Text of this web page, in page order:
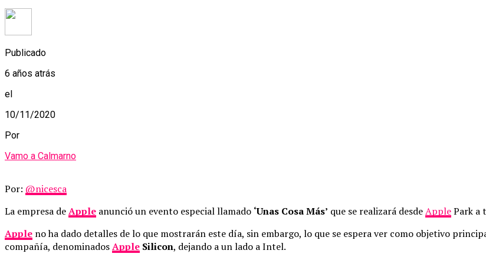
Publicado
6 años atrás
el
10/11/2020
Por
Vamo a Calmarno
Por: @nicesca
La empresa deApple anunció un evento especial llamado ‘Unas Cosa Más’ que se realizará desdeApplePark a
Apple no ha dado detalles de lo que mostrarán este día, sin embargo, lo que se espera ver como objetivo
compañía, denominadosApple Silicon, dejando a un lado a Intel.